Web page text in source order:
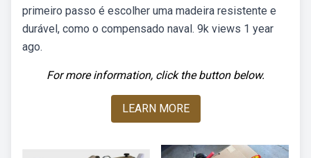
primeiro passo é escolher uma madeira resistente e
durável, como o compensado naval. 9k views 1 year
ago.
For more information, click the button below.
LEARN MORE